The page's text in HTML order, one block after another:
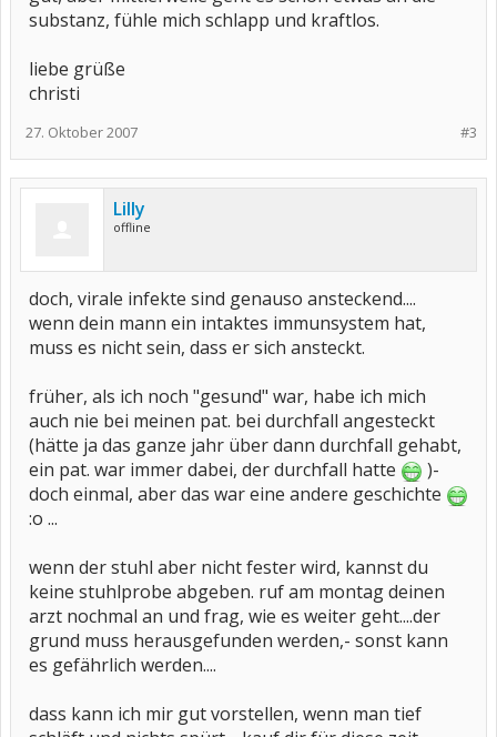
substanz, fühle mich schlapp und kraftlos.
liebe grüße
christi
#3
27. Oktober 2007
Lilly
offline
doch, virale infekte sind genauso ansteckend....
wenn dein mann ein intaktes immunsystem hat,
muss es nicht sein, dass er sich ansteckt.
früher, als ich noch "gesund" war, habe ich mich
auch nie bei meinen pat. bei durchfall angesteckt
(hätte ja das ganze jahr über dann durchfall gehabt,
ein pat. war immer dabei, der durchfall hatte
)-
doch einmal, aber das war eine andere geschichte
:o ...
wenn der stuhl aber nicht fester wird, kannst du
keine stuhlprobe abgeben. ruf am montag deinen
arzt nochmal an und frag, wie es weiter geht....der
grund muss herausgefunden werden,- sonst kann
es gefährlich werden....
dass kann ich mir gut vorstellen, wenn man tief